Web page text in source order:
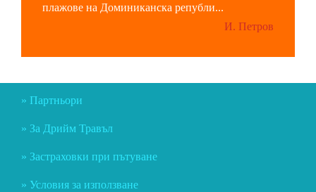
плажове на Доминиканска републи...
И. Петров
Партньори
За Дрийм Травъл
Застраховки при пътуване
Условия за използване